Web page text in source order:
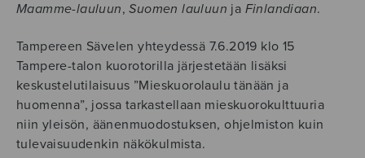
Maamme-lauluun,Suomen lauluun ja Finlandiaan.
Tampereen Sävelen yhteydessä 7.6.2019 klo 15
Tampere-talon kuorotorilla järjestetään lisäksi
keskustelutilaisuus ”Mieskuorolaulu tänään ja
huomenna”, jossa tarkastellaan mieskuorokulttuuria
niin yleisön, äänenmuodostuksen, ohjelmiston kuin
tulevaisuudenkin näkökulmista.